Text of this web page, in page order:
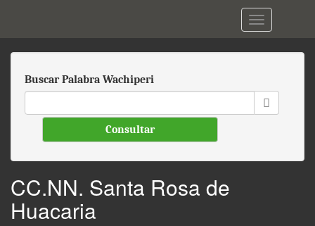
Toggle
navigation
Buscar Palabra Wachiperi
Consultar
CC.NN. Santa Rosa de
Huacaria